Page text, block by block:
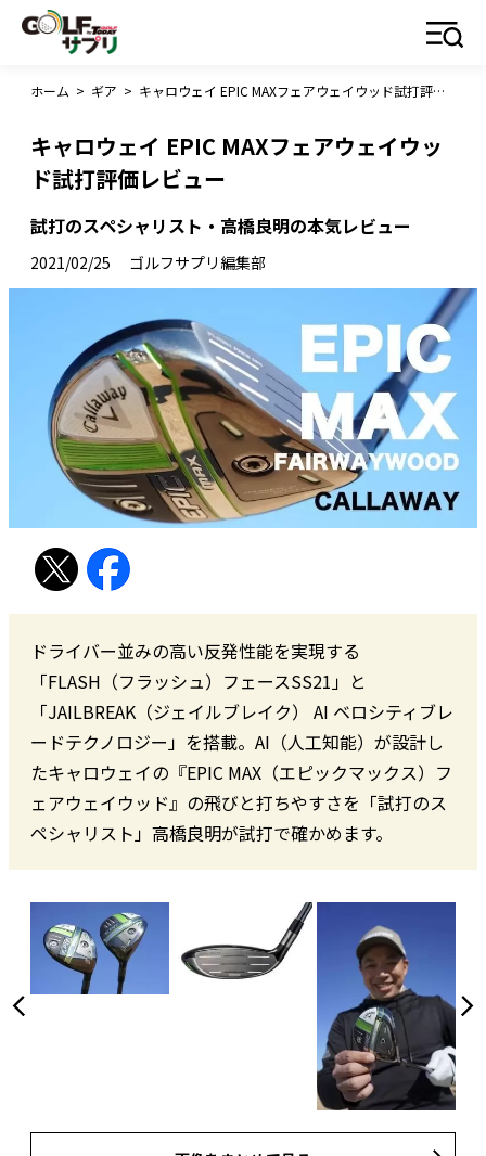
ホーム > ギア > キャロウェイ EPIC MAXフェアウェイウッド試打評価レビュー
キャロウェイ EPIC MAXフェアウェイウッ
ド試打評価レビュー
試打のスペシャリスト・高橋良明の本気レビュー
2021/02/25 ゴルフサプリ編集部
ドライバー並みの高い反発性能を実現する
「FLASH（フラッシュ）フェースSS21」と
「JAILBREAK（ジェイルブレイク） AI ベロシティブレ
ードテクノロジー」を搭載。AI（人工知能）が設計し
たキャロウェイの『EPIC MAX（エピックマックス）フ
ェアウェイウッド』の飛びと打ちやすさを「試打のス
ペシャリスト」高橋良明が試打で確かめます。